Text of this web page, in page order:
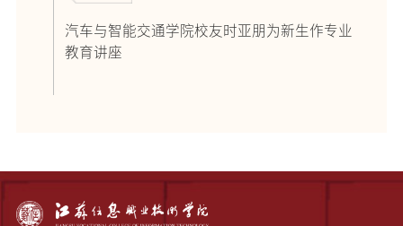
汽车与智能交通学院校友时亚朋为新生作专业
教育讲座